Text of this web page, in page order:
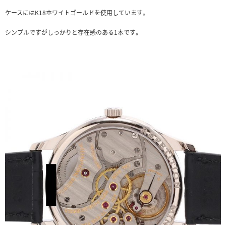
ケースにはK18ホワイトゴールドを使用しています。
シンプルですがしっかりと存在感のある1本です。